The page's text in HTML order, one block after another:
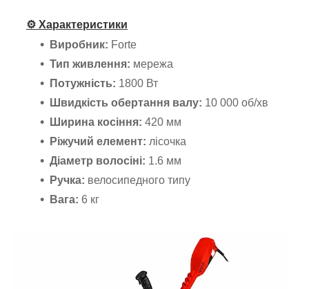
⚙️ Характеристики
Виробник: Forte
Тип живлення: мережа
Потужність: 1800 Вт
Швидкість обертання валу: 10 000 об/хв
Ширина косіння: 420 мм
Ріжучий елемент: лісочка
Діаметр волосіні: 1.6 мм
Ручка: велосипедного типу
Вага: 6 кг